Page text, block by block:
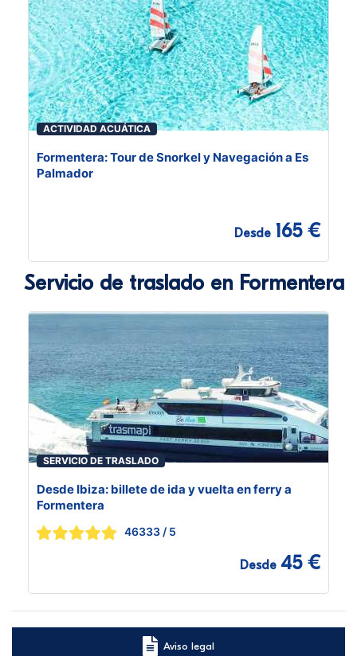
ACTIVIDAD ACUÁTICA
Formentera: Tour de Snorkel y Navegación a Es
Palmador
Desde 165 €
Servicio de traslado en Formentera
SERVICIO DE TRASLADO
Desde Ibiza: billete de ida y vuelta en ferry a
Formentera
46333 / 5
Desde 45 €
Aviso legal